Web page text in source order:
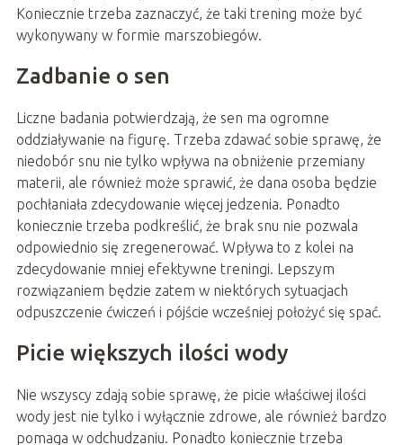
Koniecznie trzeba zaznaczyć, że taki trening może być
wykonywany w formie marszobiegów.
Zadbanie o sen
Liczne badania potwierdzają, że sen ma ogromne
oddziaływanie na figurę. Trzeba zdawać sobie sprawę, że
niedobór snu nie tylko wpływa na obniżenie przemiany
materii, ale również może sprawić, że dana osoba będzie
pochłaniała zdecydowanie więcej jedzenia. Ponadto
koniecznie trzeba podkreślić, że brak snu nie pozwala
odpowiednio się zregenerować. Wpływa to z kolei na
zdecydowanie mniej efektywne treningi. Lepszym
rozwiązaniem będzie zatem w niektórych sytuacjach
odpuszczenie ćwiczeń i pójście wcześniej położyć się spać.
Picie większych ilości wody
Nie wszyscy zdają sobie sprawę, że picie właściwej ilości
wody jest nie tylko i wyłącznie zdrowe, ale również bardzo
pomaga w odchudzaniu. Ponadto koniecznie trzeba